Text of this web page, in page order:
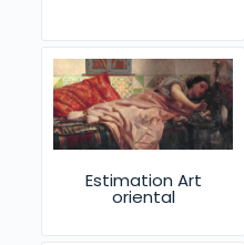
Estimation Art
oriental